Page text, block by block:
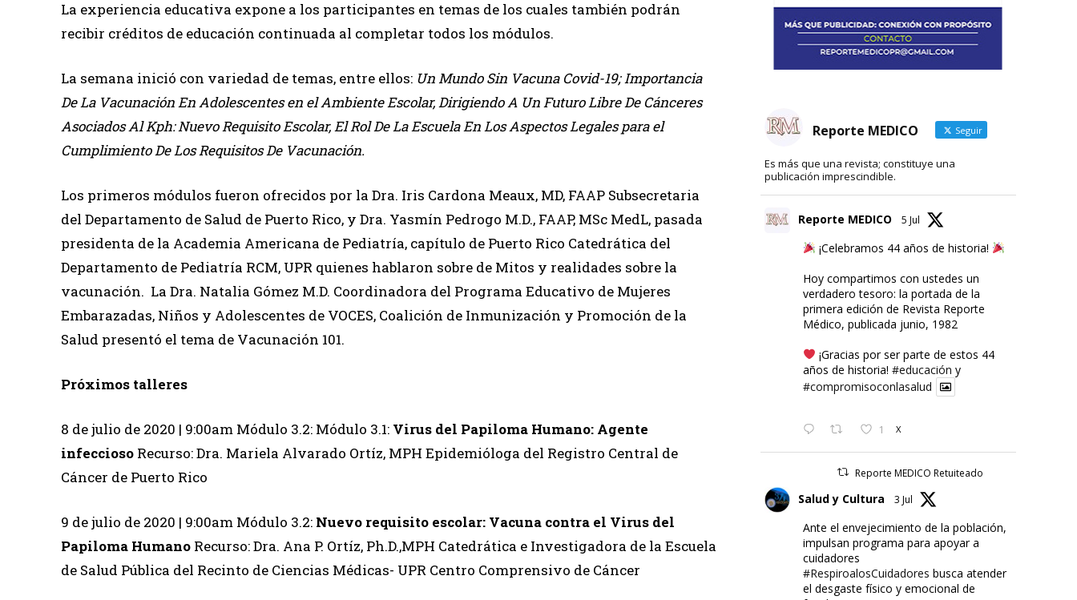
La experiencia educativa expone a los participantes en temas de los cuales también podrán
recibir créditos de educación continuada al completar todos los módulos.
La semana inició con variedad de temas, entre ellos: UnMundo Sin Vacuna Covid-19; Importancia
De La Vacunación En Adolescentes en el Ambiente Escolar, Dirigiendo A Un Futuro Libre De Cánceres
Asociados Al Kph: Nuevo Requisito Escolar, El Rol De La Escuela En Los Aspectos Legales para el
Cumplimiento De Los Requisitos De Vacunación.
Los primeros módulos fueron ofrecidos por la Dra. Iris Cardona Meaux, MD, FAAP Subsecretaria
del Departamento de Salud de Puerto Rico, y Dra. Yasmín Pedrogo M.D., FAAP, MSc MedL, pasada
presidenta de la Academia Americana de Pediatría, capítulo de Puerto Rico Catedrática del
Departamento de Pediatría RCM, UPR quienes hablaron sobre de Mitos y realidades sobre la
vacunación. La Dra. Natalia Gómez M.D. Coordinadora del Programa Educativo de Mujeres
Embarazadas, Niños y Adolescentes de VOCES, Coalición de Inmunización y Promoción de la
Salud presentó el tema de Vacunación 101.
Próximos talleres
8 de julio de 2020 | 9:00am Módulo 3.2: Módulo 3.1: Virus del Papiloma Humano: Agente
infeccioso Recurso: Dra. Mariela Alvarado Ortíz, MPH Epidemióloga del Registro Central de
Cáncer de Puerto Rico
9 de julio de 2020 | 9:00am Módulo 3.2: Nuevo requisito escolar: Vacuna contra el Virus del
Papiloma Humano Recurso: Dra. Ana P. Ortíz, Ph.D.,MPH Catedrática e Investigadora de la Escuela
de Salud Pública del Recinto de Ciencias Médicas- UPR Centro Comprensivo de Cáncer
Reporte MEDICO Seguir
Es más que una revista; constituye una
publicación imprescindible.
Reporte MEDICO 5 Jul
¡Celebramos 44 años de historia!
Hoy compartimos con ustedes un
verdadero tesoro: la portada de la
primera edición de Revista Reporte
Médico, publicada junio, 1982
¡Gracias por ser parte de estos 44
años de historia! #educación y
#compromisoconlasalud
1 X
Reporte MEDICO Retuiteado
Salud y Cultura 3 Jul
Ante el envejecimiento de la población,
impulsan programa para apoyar a
cuidadores
#RespiroalosCuidadores busca atender
el desgaste físico y emocional de